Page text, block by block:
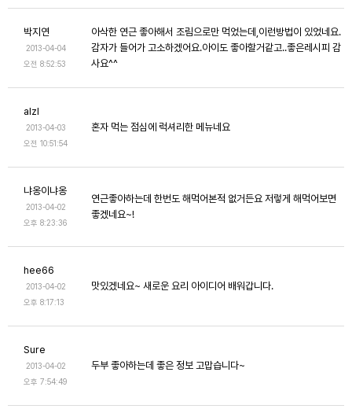
박지연
2013-04-04
오전 8:52:53
아삭한 연근 좋아해서 조림으로만 먹었는데,이런방법이 있었네요.
감자가 들어가 고소하겠어요.아이도 좋아할거같고..좋은레시피 감
사요^^
alzl
2013-04-03
오전 10:51:54
혼자 먹는 점심에 럭셔리한 메뉴네요
냐옹이냐옹
2013-04-02
오후 8:23:36
연근좋아하는데 한번도 해먹어본적 없거든요 저렇게 해먹어보면
좋겠네요~!
hee66
2013-04-02
오후 8:17:13
맛있겠네요~ 새로운 요리 아이디어 배워갑니다.
Sure
2013-04-02
오후 7:54:49
두부 좋아하는데 좋은 정보 고맙습니다~